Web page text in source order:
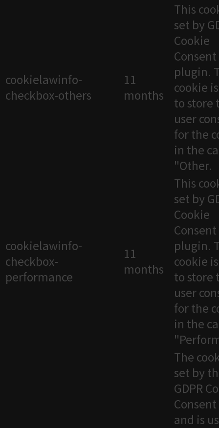
cookielawinfo-
checkbox-others
11
months
This
set by
Cookie
Consent
plugin.
cookie
to store
user
for the
in the
"Other.
cookielawinfo-
checkbox-
performance
11
months
This
set by
Cookie
Consent
plugin.
cookie
to store
user
for the
in the
The
set by
GDPR
and is